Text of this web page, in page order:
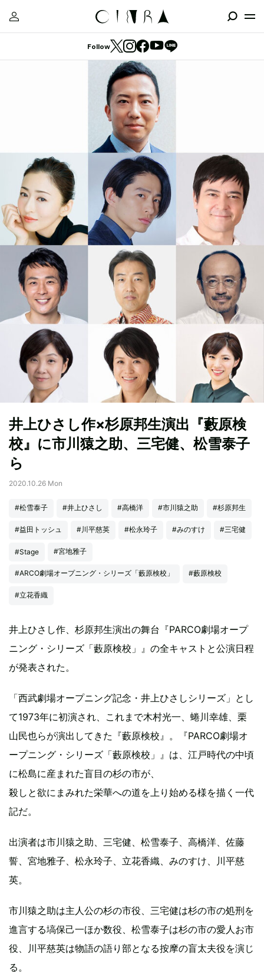
Follow
井上ひさし作×杉原邦生演出『藪原検
校』に市川猿之助、三宅健、松雪泰子
ら
2020.10.26 Mon
#松雪泰子 #井上ひさし #高橋洋 #市川猿之助 #杉原邦生
#益田トッシュ #川平慈英 #松永玲子 #みのすけ #三宅健
#Stage #宮地雅子
#ARCO劇場オープニング・シリーズ「藪原検校」 #藪原検校
#立花香織
井上ひさし作、杉原邦生演出の舞台『PARCO劇場オープ
ニング・シリーズ「藪原検校」』の全キャストと公演日程
が発表された。
「西武劇場オープニング記念・井上ひさしシリーズ」とし
て1973年に初演され、これまで木村光一、蜷川幸雄、栗
山民也らが演出してきた『藪原検校』。『PARCO劇場オ
ープニング・シリーズ「藪原検校」』は、江戸時代の中頃
に松島に産まれた盲目の杉の市が、
殺しと欲にまみれた栄華への道を上り始める様を描く一代
記だ。
出演者は市川猿之助、三宅健、松雪泰子、高橋洋、佐藤
誓、宮地雅子、松永玲子、立花香織、みのすけ、川平慈
英。
市川猿之助は主人公の杉の市役、三宅健は杉の市の処刑を
進言する塙保己一ほか数役、松雪泰子は杉の市の愛人お市
役、川平慈英は物語の語り部となる按摩の盲太夫役を演じ
る。